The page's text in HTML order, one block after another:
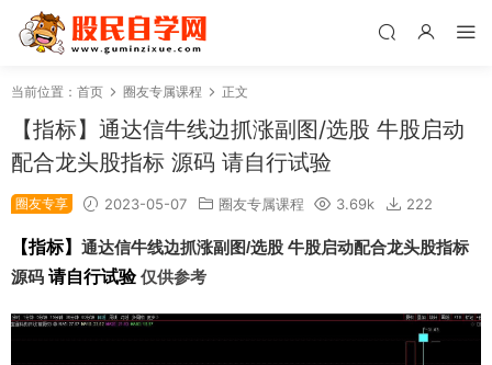
当前位置： 首页 圈友专属课程 正文
【指标】通达信牛线边抓涨副图/选股 牛股启动
配合龙头股指标 源码 请自行试验
圈友专享 2023-05-07 圈友专属课程 3.69k 222
【指标】 通达信牛线边抓涨副图/选股 牛股启动配合龙头股指标
源码 请自行试验仅供参考